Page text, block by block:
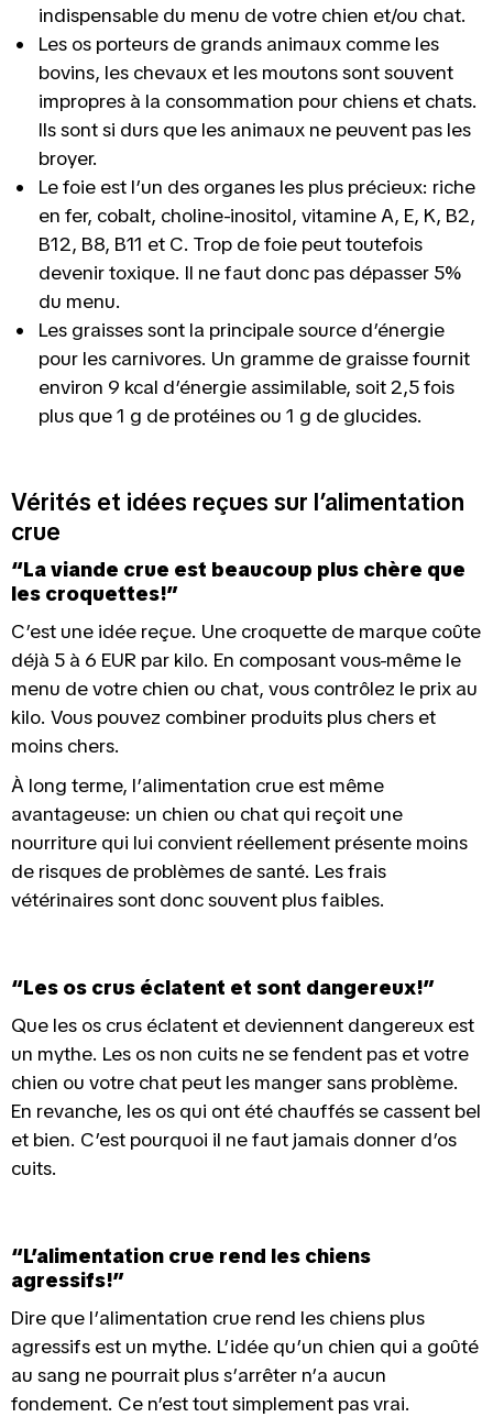
indispensable du menu de votre chien et/ou chat.
Les os porteurs de grands animaux comme les
bovins, les chevaux et les moutons sont souvent
impropres à la consommation pour chiens et chats.
Ils sont si durs que les animaux ne peuvent pas les
broyer.
Le foie est l’un des organes les plus précieux: riche
en fer, cobalt, choline-inositol, vitamine A, E, K, B2,
B12, B8, B11 et C. Trop de foie peut toutefois
devenir toxique. Il ne faut donc pas dépasser 5%
du menu.
Les graisses sont la principale source d’énergie
pour les carnivores. Un gramme de graisse fournit
environ 9 kcal d’énergie assimilable, soit 2,5 fois
plus que 1 g de protéines ou 1 g de glucides.
Vérités et idées reçues sur l’alimentation
crue
“La viande crue est beaucoup plus chère que
les croquettes!”​
C’est une idée reçue. Une croquette de marque coûte
déjà 5 à 6 EUR par kilo. En composant vous-même le
menu de votre chien ou chat, vous contrôlez le prix au
kilo. Vous pouvez combiner produits plus chers et
moins chers.
À long terme, l’alimentation crue est même
avantageuse: un chien ou chat qui reçoit une
nourriture qui lui convient réellement présente moins
de risques de problèmes de santé. Les frais
vétérinaires sont donc souvent plus faibles.
“Les os crus éclatent et sont dangereux!”
Que les os crus éclatent et deviennent dangereux est
un mythe. Les os non cuits ne se fendent pas et votre
chien ou votre chat peut les manger sans problème.
En revanche, les os qui ont été chauffés se cassent bel
et bien. C’est pourquoi il ne faut jamais donner d’os
cuits.
“L’alimentation crue rend les chiens
agressifs!”
Dire que l’alimentation crue rend les chiens plus
agressifs est un mythe. L’idée qu’un chien qui a goûté
au sang ne pourrait plus s’arrêter n’a aucun
fondement. Ce n’est tout simplement pas vrai.